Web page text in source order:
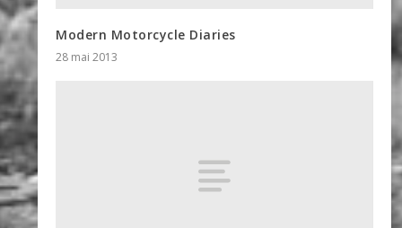
Modern Motorcycle Diaries
28 mai 2013